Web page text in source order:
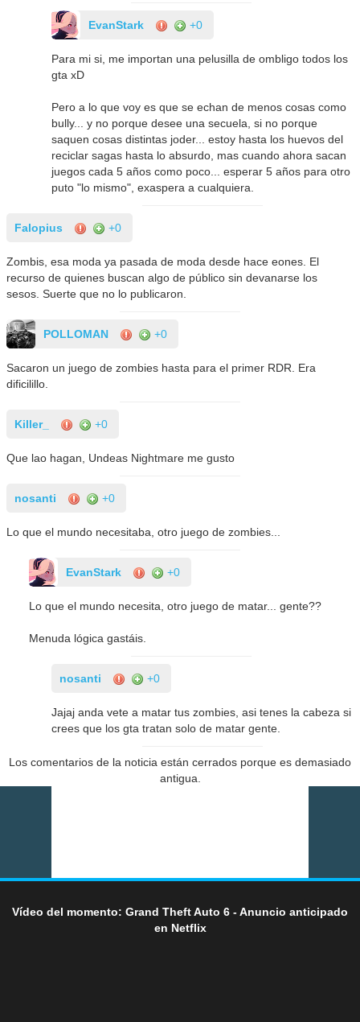
EvanStark +0
Para mi si, me importan una pelusilla de ombligo todos los
gta xD
Pero a lo que voy es que se echan de menos cosas como
bully... y no porque desee una secuela, si no porque
saquen cosas distintas joder... estoy hasta los huevos del
reciclar sagas hasta lo absurdo, mas cuando ahora sacan
juegos cada 5 años como poco... esperar 5 años para otro
puto "lo mismo", exaspera a cualquiera.
Falopius +0
Zombis, esa moda ya pasada de moda desde hace eones. El
recurso de quienes buscan algo de público sin devanarse los
sesos. Suerte que no lo publicaron.
POLLOMAN +0
Sacaron un juego de zombies hasta para el primer RDR. Era
dificilillo.
Killer_ +0
Que lao hagan, Undeas Nightmare me gusto
nosanti +0
Lo que el mundo necesitaba, otro juego de zombies...
EvanStark +0
Lo que el mundo necesita, otro juego de matar... gente??
Menuda lógica gastáis.
nosanti +0
Jajaj anda vete a matar tus zombies, asi tenes la cabeza si
crees que los gta tratan solo de matar gente.
Los comentarios de la noticia están cerrados porque es demasiado
antigua.
Vídeo del momento: Grand Theft Auto 6 - Anuncio anticipado
en Netflix